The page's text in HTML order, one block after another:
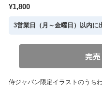
¥1,800
3営業日（月～金曜日）以内に
完
侍ジャパン限定イラストのうち